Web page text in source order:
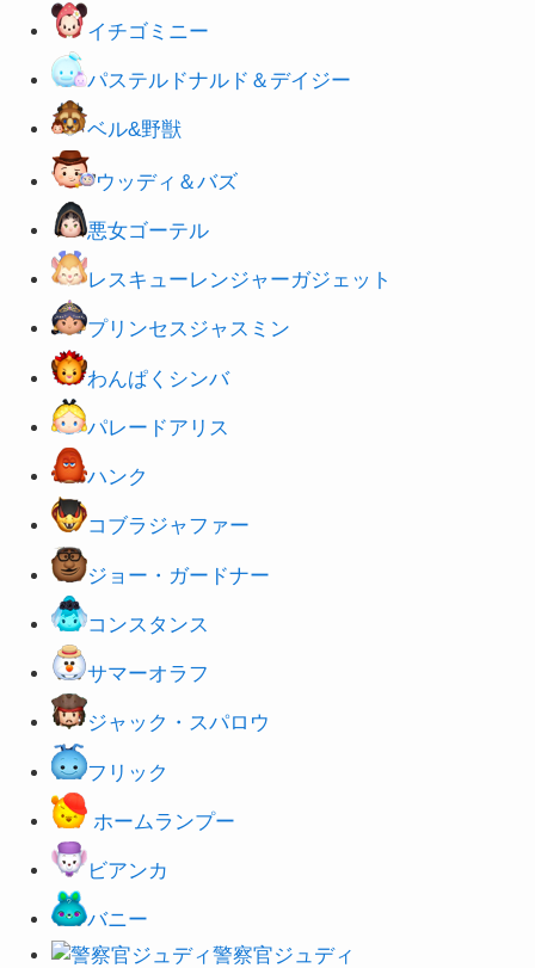
イチゴミニー
パステルドナルド＆デイジー
ベル&野獣
ウッディ＆バズ
悪女ゴーテル
レスキューレンジャーガジェット
プリンセスジャスミン
わんぱくシンバ
パレードアリス
ハンク
コブラジャファー
ジョー・ガードナー
コンスタンス
サマーオラフ
ジャック・スパロウ
フリック
ホームランプー
ビアンカ
バニー
警察官ジュディ